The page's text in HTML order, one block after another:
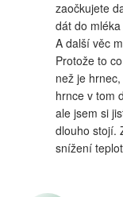
zaočkujete
dát do
A další věc
Protože to
než je
hrnce v tom
ale jsem si
dlouho stojí.
snížení